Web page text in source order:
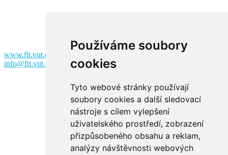
Používáme soubory
cookies
Tyto webové stránky používají
soubory cookies a další sledovací
nástroje s cílem vylepšení
uživatelského prostředí, zobrazení
přizpůsobeného obsahu a reklam,
analýzy návštěvnosti webových
www.fit.vut.cz
info@fit.vut.cz
Facebook